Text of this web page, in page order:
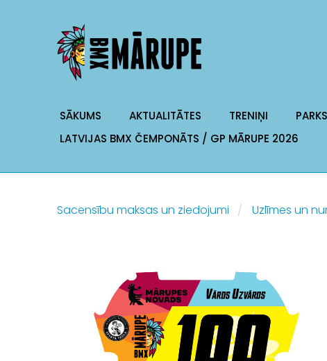
SĀKUMS AKTUALITĀTES TRENIŅI PARKS
LATVIJAS BMX ČEMPONĀTS / GP MĀRUPE 2026
Sacensību maksas un ziedojumi Uzlīmes un